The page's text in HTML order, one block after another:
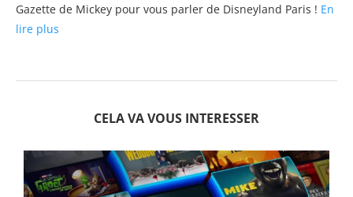
Gazette de Mickey pour vous parler de Disneyland Paris ! En
lire plus
CELA VA VOUS INTERESSER